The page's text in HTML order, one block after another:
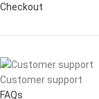
Checkout
Customer support
FAQs